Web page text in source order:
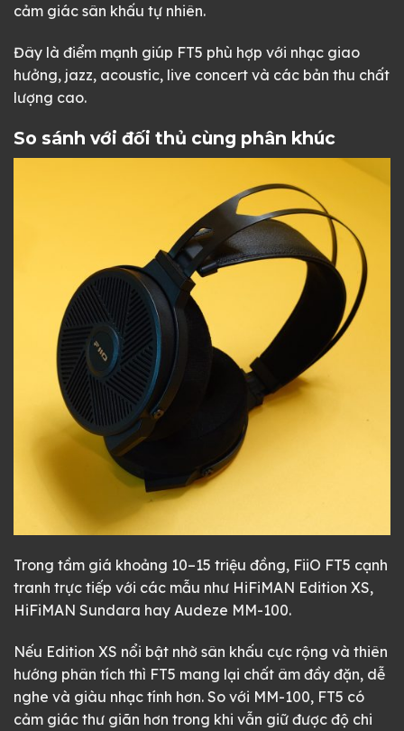
cảm giác sân khấu tự nhiên.
Đây là điểm mạnh giúp FT5 phù hợp với nhạc giao
hưởng, jazz, acoustic, live concert và các bản thu chất
lượng cao.
So sánh với đối thủ cùng phân khúc
Trong tầm giá khoảng 10–15 triệu đồng, FiiO FT5 cạnh
tranh trực tiếp với các mẫu như HiFiMAN Edition XS,
HiFiMAN Sundara hay Audeze MM-100.
Nếu Edition XS nổi bật nhờ sân khấu cực rộng và thiên
hướng phân tích thì FT5 mang lại chất âm đầy đặn, dễ
nghe và giàu nhạc tính hơn. So với MM-100, FT5 có
cảm giác thư giãn hơn trong khi vẫn giữ được độ chi